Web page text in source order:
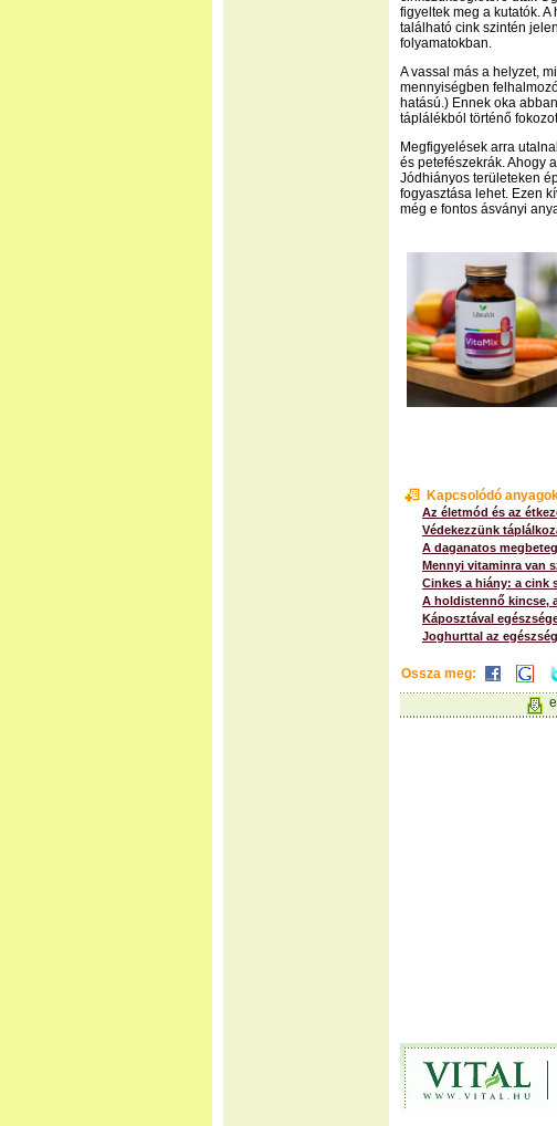
figyeltek meg a kutatók.
található cink szintén
folyamatokban.
A vassal más a helyzet,
mennyiségben
hatású.) Ennek oka
táplálékból történő
Megfigyelések arra
és petefészekrák. Ahogy
Jódhiányos területeken
fogyasztása lehet. Ezen
még e fontos ásványi
Kapcsolódó
Az életmód és az
Védekezzünk
A daganatos
Mennyi vitaminra van
Cinkes a hiány: a cink
A holdistennő kincse,
Káposztával
Joghurttal az
Ossza meg: